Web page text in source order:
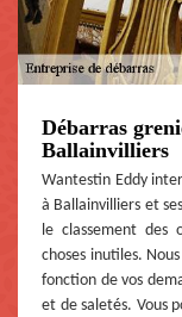
Débarras
Ballainvilliers
Wantestin Eddy
à Ballainvilliers et
le classement des
choses inutiles.
fonction de vos
et de saletés. Vous